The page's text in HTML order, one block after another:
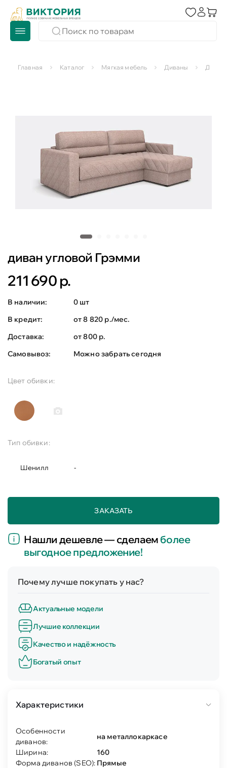
Главная Каталог Мягкая мебель Диваны
диван угловой Грэмми
211 690 р.
В наличии:
0 шт
В кредит:
от 8 820 р./мес.
Доставка:
от 800 р.
Самовывоз:
Можно забрать сегодня
Цвет обивки:
Тип обивки:
Шенилл -
ЗАКАЗАТЬ
Нашли дешевле — сделаемболее
выгодное предложение!
Почему лучше покупать у нас?
Актуальные модели
Лучшие коллекции
Качество и надёжность
Богатый опыт
Характеристики
Особенности
диванов:
на металлокаркасе
Ширина:
160
Форма диванов (SEO): Прямые